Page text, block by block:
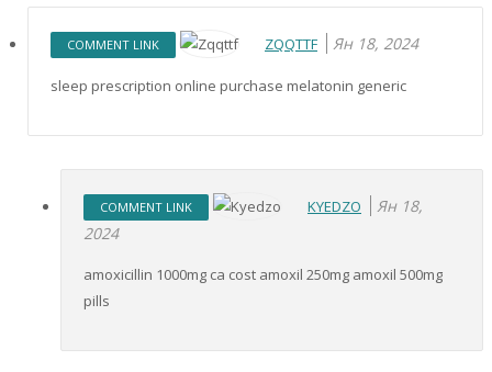
COMMENT LINK ZQQTTF Ян 18, 2024
sleep prescription online purchase melatonin generic
COMMENT LINK KYEDZO
Ян 18,
2024
amoxicillin 1000mg ca cost amoxil 250mg amoxil 500mg
pills